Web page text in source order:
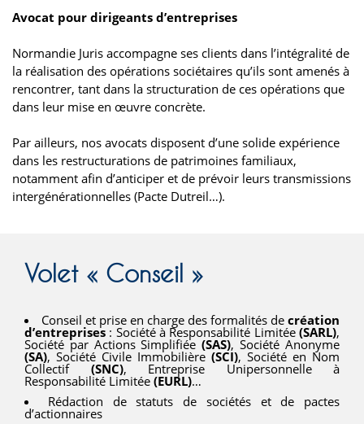
Avocat pour dirigeants d’entreprises
Normandie Juris accompagne ses clients dans l’intégralité de
la réalisation des opérations sociétaires qu’ils sont amenés à
rencontrer, tant dans la structuration de ces opérations que
dans leur mise en œuvre concrète.
Par ailleurs, nos avocats disposent d’une solide expérience
dans les restructurations de patrimoines familiaux,
notamment afin d’anticiper et de prévoir leurs transmissions
intergénérationnelles (Pacte Dutreil…).
Volet « Conseil »
Conseil et prise en charge des formalités de création
d’entreprises : Société à Responsabilité Limitée (SARL),
Société par Actions Simplifiée(SAS), Société Anonyme
(SA), Société Civile Immobilière (SCI), Société en Nom
Collectif (SNC), Entreprise Unipersonnelle à
Responsabilité Limitée (EURL)…
Rédaction de statuts de sociétés et de pactes
d’actionnaires